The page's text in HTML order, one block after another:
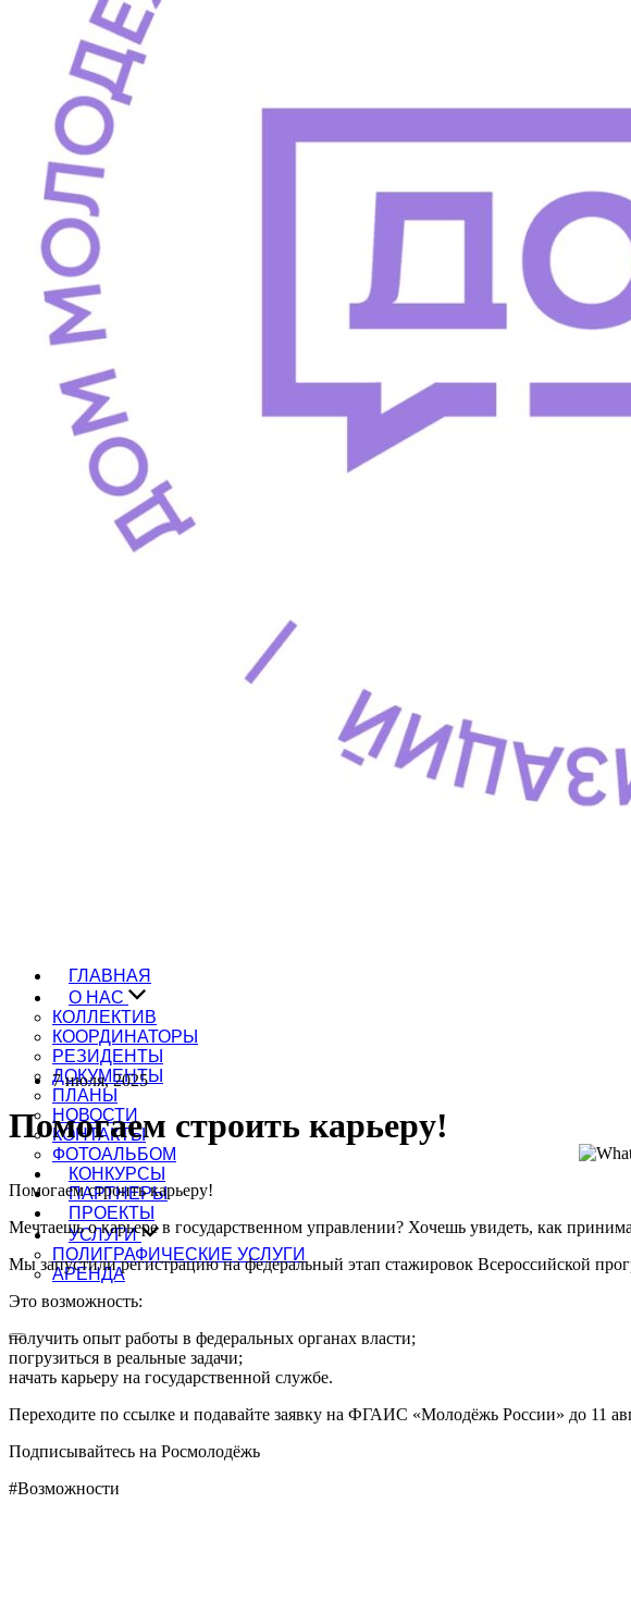
ГЛАВНАЯ
О НАС
КОЛЛЕКТИВ
КООРДИНАТОРЫ
РЕЗИДЕНТЫ
ДОКУМЕНТЫ
ПЛАНЫ
НОВОСТИ
КОНТАКТЫ
ФОТОАЛЬБОМ
КОНКУРСЫ
ПАРТНЕРЫ
ПРОЕКТЫ
УСЛУГИ
ПОЛИГРАФИЧЕСКИЕ УСЛУГИ
АРЕНДА
7 июля, 2025
Помогаем строить карьеру!
Помогаем строить карьеру!
Мечтаешь о карьере в государственном управлении? Хочешь увидеть, как
Мы запустили регистрацию на федеральный этап стажировок Всероссийской
Это возможность:
получить опыт работы в федеральных органах власти;
погрузиться в реальные задачи;
начать карьеру на государственной службе.
Переходите по ссылке и подавайте заявку на ФГАИС «Молодёжь России» до 11
Подписывайтесь на Росмолодёжь
#Возможности